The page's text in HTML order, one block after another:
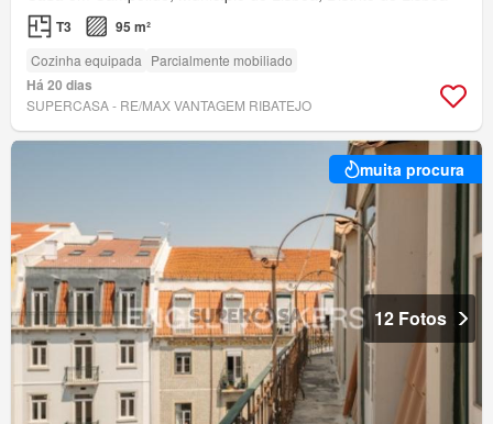
T3 95 m²
Cozinha equipada Parcialmente mobiliado
Há 20 dias
SUPERCASA - RE/MAX VANTAGEM RIBATEJO
muita procura
12 Fotos